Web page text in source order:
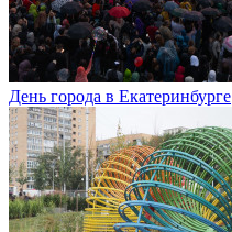
День города в Екатеринбурге